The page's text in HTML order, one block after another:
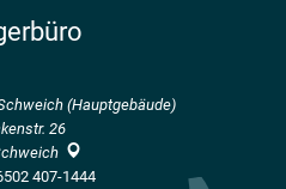
(Hauptgebäude)
26
407-1444